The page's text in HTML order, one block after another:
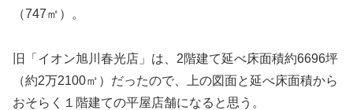
（747㎡）。
旧「イオン旭川春光店」は、2階建て延べ床面積約6696坪
（約2万2100㎡）だったので、上の図面と延べ床面積から
おそらく１階建ての平屋店舗になると思う。